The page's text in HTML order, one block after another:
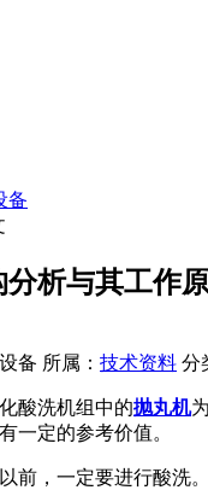
备
析与其工作
备 所属： 技术资料 分
酸洗机组中的抛丸机
一定的参考价值。
前，一定要进行酸洗